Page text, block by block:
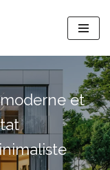
et